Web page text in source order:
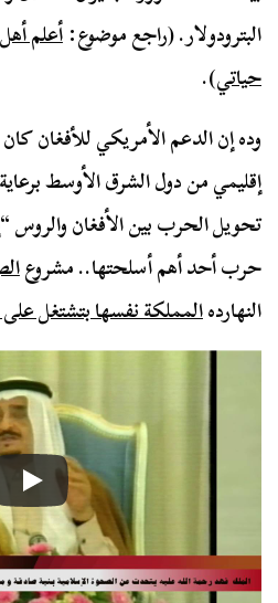
البترودولار. (راجع موضوع:أعلم
حياتي).
وده إن الدعم الأمريكي
إقليمي من دول الشرق الأوسط
تحويل الحرب بين الأفغان والروس
حرب أحد أهم أسلحتها.. مشروع
النهاردهالمملكة نفسها بتشتغل